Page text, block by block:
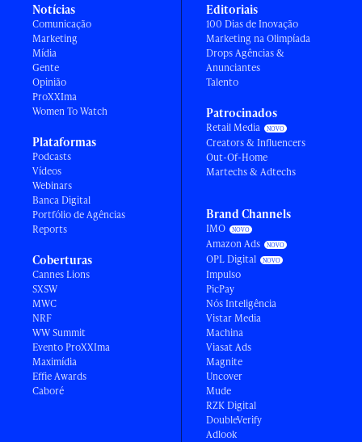
Notícias
Comunicação
Marketing
Mídia
Gente
Opinião
ProXXIma
Women To Watch
Plataformas
Podcasts
Vídeos
Webinars
Banca Digital
Portfólio de Agências
Reports
Coberturas
Cannes Lions
SXSW
MWC
NRF
WW Summit
Evento ProXXIma
Maximídia
Effie Awards
Caboré
Editoriais
100 Dias de Inovação
Marketing na Olimpíada
Drops Agências &
Anunciantes
Talento
Patrocinados
Retail Media
Creators & Influencers
Out-Of-Home
Martechs & Adtechs
Brand Channels
IMO
Amazon Ads
OPL Digital
Impulso
PicPay
Nós Inteligência
Vistar Media
Machina
Viasat Ads
Magnite
Uncover
Mude
RZK Digital
DoubleVerify
Adlook